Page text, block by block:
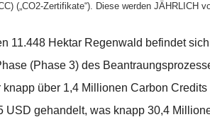
(„CO2-Zertifikate“). Diese werden JÄHRLICH
11.448 Hektar Regenwald befindet
(Phase 3) des
knapp über 1,4 Millionen Carbon
USD gehandelt, was knapp 30,4